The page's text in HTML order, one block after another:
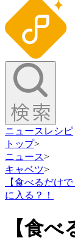
ニュース レシピ
トップ>
ニュース>
キャベツ>
【食べるだけ
に入る？！
【食